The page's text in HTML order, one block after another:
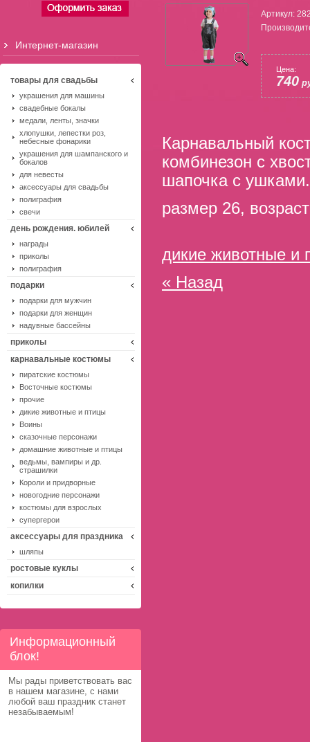
Артикул:
Цена:
740
Карнавальный
комбинезон с
шапочка с ушками.
размер 26,
дикие животные и
« Назад
Интернет-магазин
товары для свадьбы
украшения для машины
свадебные бокалы
медали, ленты, значки
хлопушки, лепестки роз,
небесные фонарики
украшения для шампанского и
бокалов
для невесты
аксессуары для свадьбы
полиграфия
свечи
день рождения. юбилей
награды
приколы
полиграфия
подарки
подарки для мужчин
подарки для женщин
надувные бассейны
приколы
карнавальные костюмы
пиратские костюмы
Восточные костюмы
прочие
дикие животные и птицы
Воины
сказочные персонажи
домашние животные и птицы
ведьмы, вампиры и др.
страшилки
Короли и придворные
новогодние персонажи
костюмы для взрослых
супергерои
аксессуары для праздника
шляпы
ростовые куклы
копилки
Информационный
блок!
Мы рады приветствовать вас
в нашем магазине, с нами
любой ваш праздник станет
незабываемым!